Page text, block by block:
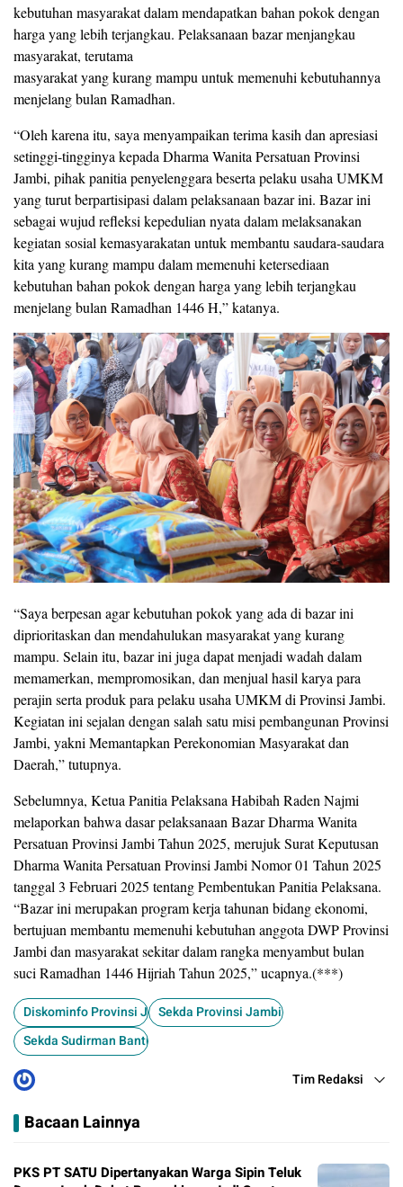
kebutuhan masyarakat dalam mendapatkan bahan pokok dengan
harga yang lebih terjangkau. Pelaksanaan bazar menjangkau
masyarakat, terutama
masyarakat yang kurang mampu untuk memenuhi kebutuhannya
menjelang bulan Ramadhan.
“Oleh karena itu, saya menyampaikan terima kasih dan apresiasi
setinggi-tingginya kepada Dharma Wanita Persatuan Provinsi
Jambi, pihak panitia penyelenggara beserta pelaku usaha UMKM
yang turut berpartisipasi dalam pelaksanaan bazar ini. Bazar ini
sebagai wujud refleksi kepedulian nyata dalam melaksanakan
kegiatan sosial kemasyarakatan untuk membantu saudara-saudara
kita yang kurang mampu dalam memenuhi ketersediaan
kebutuhan bahan pokok dengan harga yang lebih terjangkau
menjelang bulan Ramadhan 1446 H,” katanya.
“Saya berpesan agar kebutuhan pokok yang ada di bazar ini
diprioritaskan dan mendahulukan masyarakat yang kurang
mampu. Selain itu, bazar ini juga dapat menjadi wadah dalam
memamerkan, mempromosikan, dan menjual hasil karya para
perajin serta produk para pelaku usaha UMKM di Provinsi Jambi.
Kegiatan ini sejalan dengan salah satu misi pembangunan Provinsi
Jambi, yakni Memantapkan Perekonomian Masyarakat dan
Daerah,” tutupnya.
Sebelumnya, Ketua Panitia Pelaksana Habibah Raden Najmi
melaporkan bahwa dasar pelaksanaan Bazar Dharma Wanita
Persatuan Provinsi Jambi Tahun 2025, merujuk Surat Keputusan
Dharma Wanita Persatuan Provinsi Jambi Nomor 01 Tahun 2025
tanggal 3 Februari 2025 tentang Pembentukan Panitia Pelaksana.
“Bazar ini merupakan program kerja tahunan bidang ekonomi,
bertujuan membantu memenuhi kebutuhan anggota DWP Provinsi
Jambi dan masyarakat sekitar dalam rangka menyambut bulan
suci Ramadhan 1446 Hijriah Tahun 2025,” ucapnya.(***)
Diskominfo Provinsi JambiSekda Provinsi Jambi
Sekda Sudirman Bantu Bazar Ramadhan
Tim Redaksi
Bacaan Lainnya
PKS PT SATU Dipertanyakan Warga Sipin Teluk